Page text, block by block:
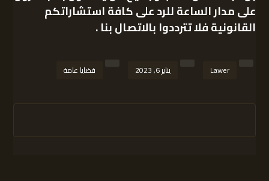
على مدار الساعة للرد على كافة استشاراتكم
القانونية فلا تترددوا بالاتصال بنا .
Lawer يناير 6, 2023 قضايا عامة